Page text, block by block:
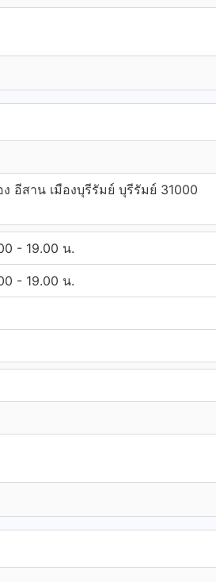
อีสาน เมืองบุรีรัมย์ บุรีรัมย์ 31000
- 19.00 น.
- 19.00 น.